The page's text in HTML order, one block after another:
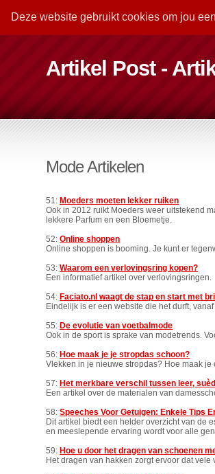
Deze website gebruikt cookies om jou
Artikel Post -
Mode Artikelen
51: Moeders moeten lekker ruiken
Ook in 2012 ruikt Moeders weer uitstekend
lekkere Parfum en een Bloemetje.
52:Online shoppen
Online shoppen is booming. Je kunt er
53:Waarom een verlovingsring kopen?
Een informatief artikel over verlovingsringen.
54: Faciato.nl waagt de stap en start met
Eindelijk is er een website die het durft,
55: De evolutie van voetbalmode
Ook in de sport is sprake van modetrends.
56: Hoe maak je je stropdas schoon?
Vlekken in je nieuwe stropdas? Hoe maak
57: Het merkbare verschil tussen leer,
Een artikel over de materialen van
58:Speeches Voor Getuigen: Enkele Tips
Dit artikel biedt een helder overzicht van de
en meeslepende ervaring wordt voor alle
59: Hoe u door het dragen van schoenen
Het dragen van hakken zorgt ervoor dat